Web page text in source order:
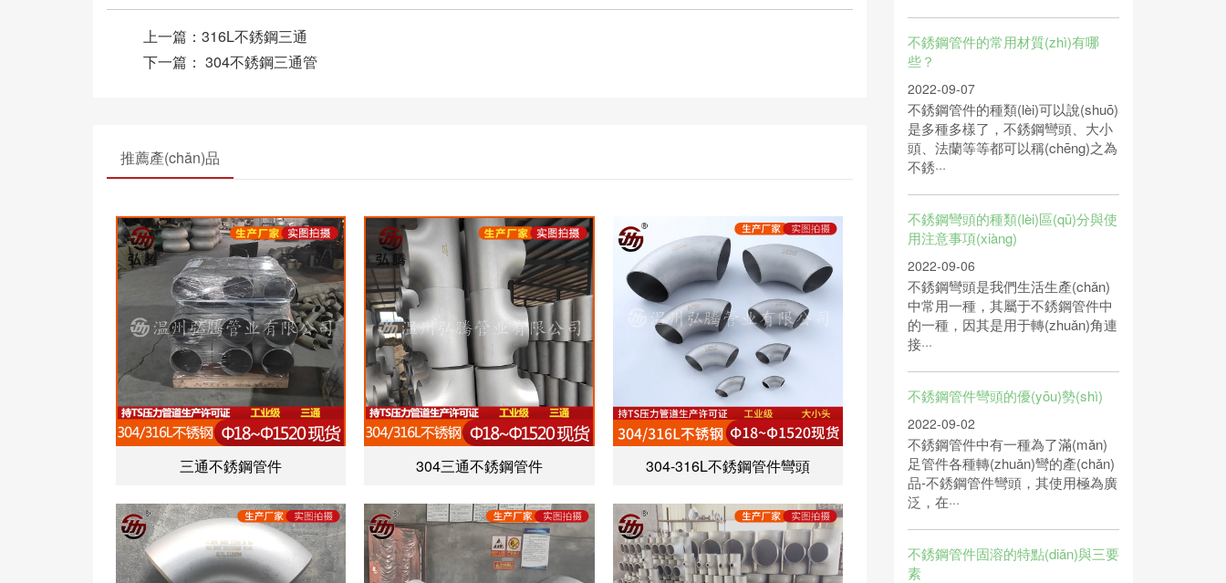
上一篇： 316L不銹鋼三通
下一篇： 304不銹鋼三通管
推薦產(chǎn)品
三通不銹鋼管件 304三通不銹鋼管件 304-316L不銹鋼管件彎頭
不銹鋼管件的常用材質(zhì)有哪
些？
2022-09-07
不銹鋼管件的種類(lèi)可以說(shuō)
是多種多樣了，不銹鋼彎頭、大小
頭、法蘭等等都可以稱(chēng)之為
不銹···
不銹鋼彎頭的種類(lèi)區(qū)分與使
用注意事項(xiàng)
2022-09-06
不銹鋼彎頭是我們生活生產(chǎn)
中常用一種，其屬于不銹鋼管件中
的一種，因其是用于轉(zhuǎn)角連
接···
不銹鋼管件彎頭的優(yōu)勢(shì)
2022-09-02
不銹鋼管件中有一種為了滿(mǎn)
足管件各種轉(zhuǎn)彎的產(chǎn)
品-不銹鋼管件彎頭，其使用極為廣
泛，在···
不銹鋼管件固溶的特點(diǎn)與三要
素